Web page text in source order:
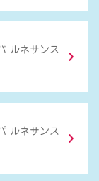
ルネサンス
ルネサンス